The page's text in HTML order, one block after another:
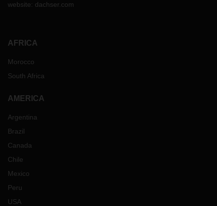
website: dachser.com
AFRICA
Morocco
South Africa
AMERICA
Argentina
Brazil
Canada
Chile
Mexico
Peru
USA